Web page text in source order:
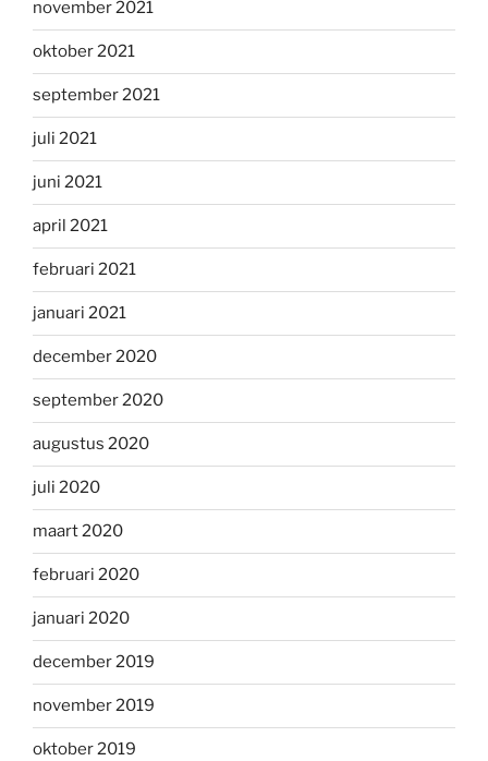
november 2021
oktober 2021
september 2021
juli 2021
juni 2021
april 2021
februari 2021
januari 2021
december 2020
september 2020
augustus 2020
juli 2020
maart 2020
februari 2020
januari 2020
december 2019
november 2019
oktober 2019